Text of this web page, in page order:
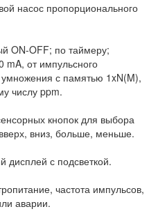
насос пропорционального
ON-OFF; по таймеру;
mA, от импульсного
с памятью 1xN(M),
числу ppm.
кнопок для выбора
вниз, больше, меньше.
дисплей с подсветкой.
частота импульсов,
аварии.